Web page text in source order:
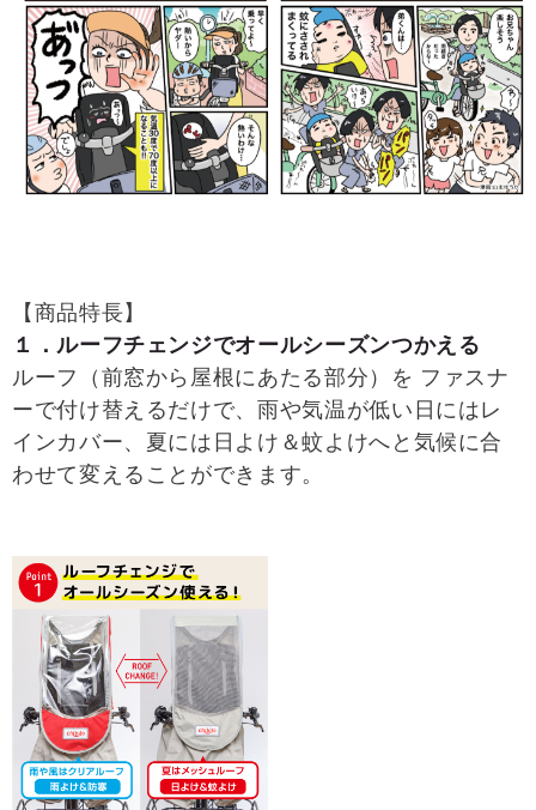
【商品特長】
１．ルーフチェンジでオールシーズンつかえる
ルーフ（前窓から屋根にあたる部分）を ファスナ
ーで付け替えるだけで、雨や気温が低い日にはレ
インカバー、夏には日よけ＆蚊よけへと気候に合
わせて変えることができます。